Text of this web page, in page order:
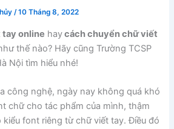
/10 Tháng 8, 2022
online haycách chuyển chữ viết
thế nào? Hãy cũng Trường TCSP
Nội tìm hiểu nhé!
công nghệ, ngày nay không quá khó
chữ cho tác phẩm của mình, thậm
font riêng từ chữ viết tay. Điều đó